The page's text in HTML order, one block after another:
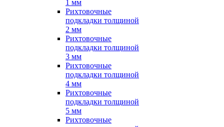
1 мм
Рихтовочные
подкладки толщиной
2 мм
Рихтовочные
подкладки толщиной
3 мм
Рихтовочные
подкладки толщиной
4 мм
Рихтовочные
подкладки толщиной
5 мм
Рихтовочные